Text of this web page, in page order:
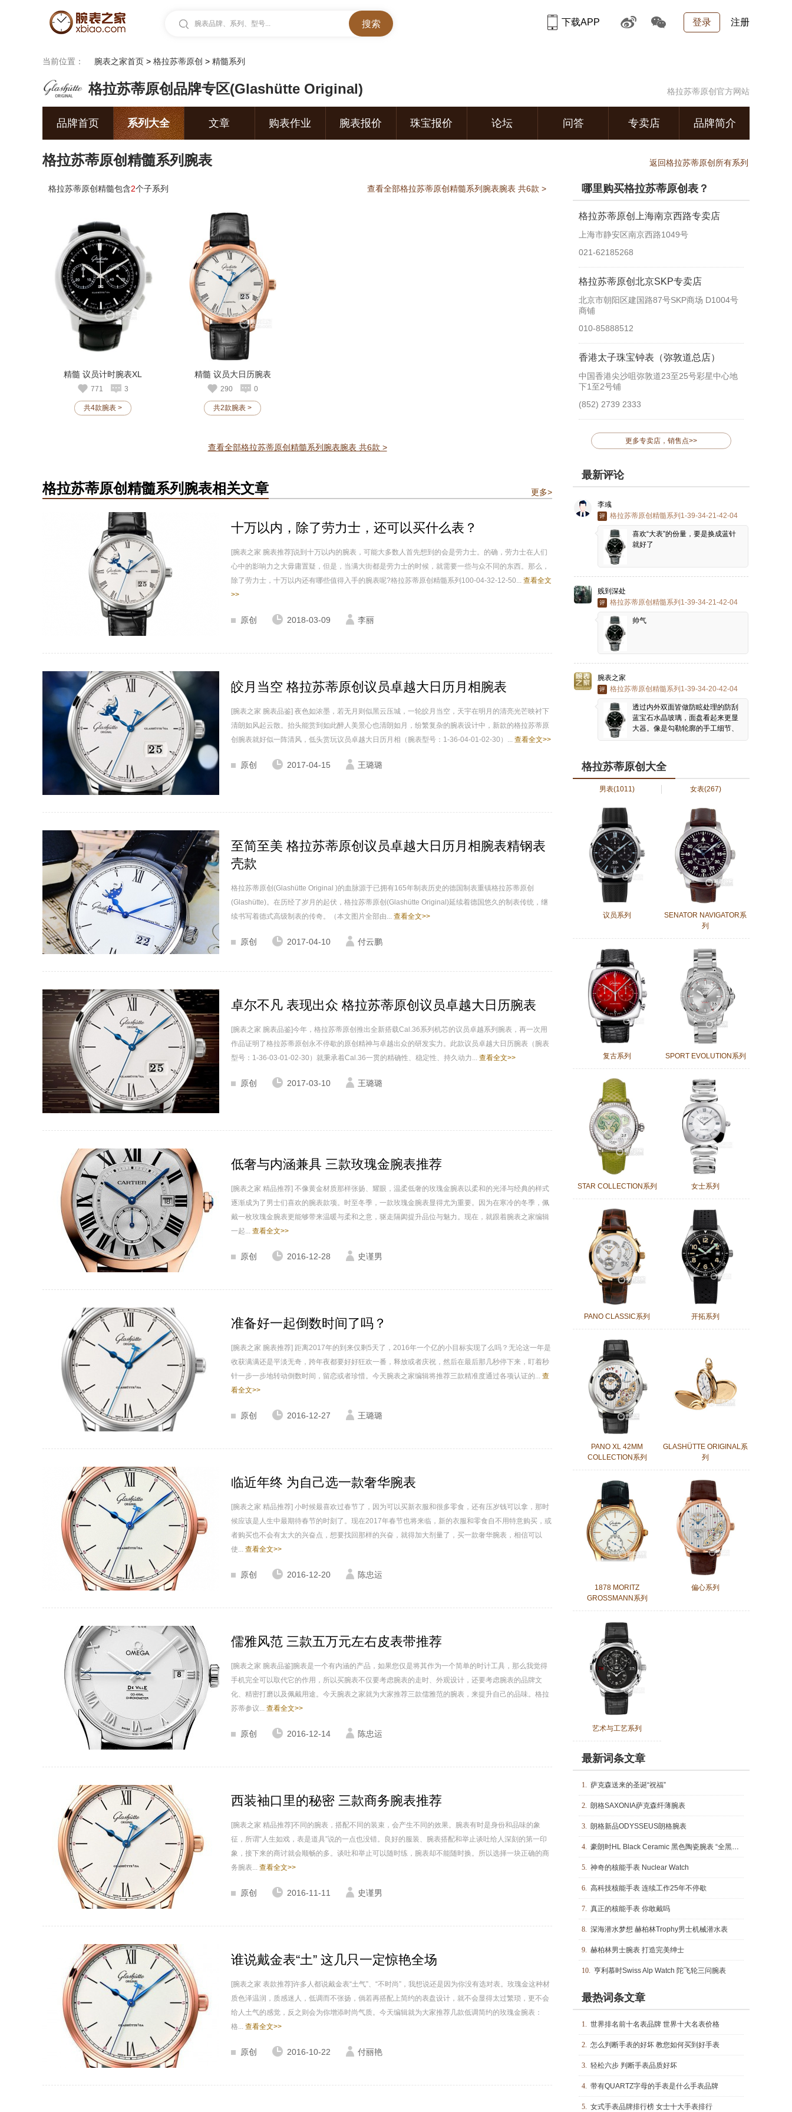
腕表品牌、系列、型号... 登录 注册
下载APP
当前位置： 腕表之家首页 > 格拉苏蒂原创 > 精髓系列
格拉苏蒂原创品牌专区(Glashütte Original) 格拉苏蒂原创官方网站
品牌首页 系列大全 文章 购表作业 腕表报价 珠宝报价 论坛 问答 专卖店 品牌简介
格拉苏蒂原创精髓系列腕表 返回格拉苏蒂原创所有系列
格拉苏蒂原创精髓包含2个子系列 查看全部格拉苏蒂原创精髓系列腕表腕表 共6款 >
精髓 议员计时腕表XL
771 3
共4款腕表 >
精髓 议员大日历腕表
290 0
共2款腕表 >
查看全部格拉苏蒂原创精髓系列腕表腕表 共6款 >
格拉苏蒂原创精髓系列腕表相关文章 更多>
十万以内，除了劳力士，还可以买什么表？
[腕表之家 腕表推荐]说到十万以内的腕表，可能大多数人首先想到的会是劳力士。的确，劳力士在人们
心中的影响力之大毋庸置疑，但是，当满大街都是劳力士的时候，就需要一些与众不同的东西。那么，
除了劳力士，十万以内还有哪些值得入手的腕表呢?格拉苏蒂原创精髓系列100-04-32-12-50... 查看全文
>>
原创 2018-03-09 李丽
皎月当空 格拉苏蒂原创议员卓越大日历月相腕表
[腕表之家 腕表品鉴] 夜色如浓墨，若无月则似黑云压城，一轮皎月当空，天宇在明月的清亮光芒映衬下
清朗如风起云散。抬头能赏到如此醉人美景心也清朗如月，纷繁复杂的腕表设计中，新款的格拉苏蒂原
创腕表就好似一阵清风，低头赏玩议员卓越大日历月相（腕表型号：1-36-04-01-02-30）... 查看全文>>
原创 2017-04-15 王璐璐
至简至美 格拉苏蒂原创议员卓越大日历月相腕表精钢表
壳款
格拉苏蒂原创(Glashütte Original )的血脉源于已拥有165年制表历史的德国制表重镇格拉苏蒂原创
(Glashütte)。在历经了岁月的起伏，格拉苏蒂原创(Glashütte Original)延续着德国悠久的制表传统，继
续书写着德式高级制表的传奇。（本文图片全部由... 查看全文>>
原创 2017-04-10 付云鹏
卓尔不凡 表现出众 格拉苏蒂原创议员卓越大日历腕表
[腕表之家 腕表品鉴]今年，格拉苏蒂原创推出全新搭载Cal.36系列机芯的议员卓越系列腕表，再一次用
作品证明了格拉苏蒂原创永不停歇的原创精神与卓越出众的研发实力。此款议员卓越大日历腕表（腕表
型号：1-36-03-01-02-30）就秉承着Cal.36一贯的精确性、稳定性、持久动力... 查看全文>>
原创 2017-03-10 王璐璐
低奢与内涵兼具 三款玫瑰金腕表推荐
[腕表之家 精品推荐] 不像黄金材质那样张扬、耀眼，温柔低奢的玫瑰金腕表以柔和的光泽与经典的样式
逐渐成为了男士们喜欢的腕表款项。时至冬季，一款玫瑰金腕表显得尤为重要。因为在寒冷的冬季，佩
戴一枚玫瑰金腕表更能够带来温暖与柔和之意，驱走隔阂提升品位与魅力。现在，就跟着腕表之家编辑
一起... 查看全文>>
原创 2016-12-28 史谨男
准备好一起倒数时间了吗？
[腕表之家 腕表推荐] 距离2017年的到来仅剩5天了，2016年一个亿的小目标实现了么吗？无论这一年是
收获满满还是平淡无奇，跨年夜都要好好狂欢一番，释放或者庆祝，然后在最后那几秒停下来，盯着秒
针一步一步地转动倒数时间，留恋或者珍惜。今天腕表之家编辑将推荐三款精准度通过各项认证的... 查
看全文>>
原创 2016-12-27 王璐璐
临近年终 为自己选一款奢华腕表
[腕表之家 精品推荐] 小时候最喜欢过春节了，因为可以买新衣服和很多零食，还有压岁钱可以拿，那时
候应该是人生中最期待春节的时刻了。现在2017年春节也将来临，新的衣服和零食自不用特意购买，或
者购买也不会有太大的兴奋点，想要找回那样的兴奋，就得加大剂量了，买一款奢华腕表，相信可以
使... 查看全文>>
原创 2016-12-20 陈忠运
儒雅风范 三款五万元左右皮表带推荐
[腕表之家 腕表品鉴]腕表是一个有内涵的产品，如果您仅是将其作为一个简单的时计工具，那么我觉得
手机完全可以取代它的作用，所以买腕表不仅要考虑腕表的走时、外观设计，还要考虑腕表的品牌文
化、精密打磨以及佩戴用途。今天腕表之家就为大家推荐三款儒雅范的腕表，来提升自己的品味。格拉
苏蒂参议... 查看全文>>
原创 2016-12-14 陈忠运
西装袖口里的秘密 三款商务腕表推荐
[腕表之家 精品推荐]不同的腕表，搭配不同的装束，会产生不同的效果。腕表有时是身份和品味的象
征，所谓“人生如戏，表是道具”说的一点也没错。良好的服装、腕表搭配和举止谈吐给人深刻的第一印
象，接下来的商讨就会顺畅的多。谈吐和举止可以随时练，腕表却不能随时换。所以选择一块正确的商
务腕表... 查看全文>>
原创 2016-11-11 史谨男
谁说戴金表“土” 这几只一定惊艳全场
[腕表之家 表款推荐]许多人都说戴金表“土气”、“不时尚”，我想说还是因为你没有选对表。玫瑰金这种材
质色泽温润，质感迷人，低调而不张扬，倘若再搭配上简约的表盘设计，就不会显得太过繁琐，更不会
给人土气的感觉，反之则会为你增添时尚气质。今天编辑就为大家推荐几款低调简约的玫瑰金腕表：
格... 查看全文>>
原创 2016-10-22 付丽艳
哪里购买格拉苏蒂原创表？
格拉苏蒂原创上海南京西路专卖店
上海市静安区南京西路1049号
021-62185268
格拉苏蒂原创北京SKP专卖店
北京市朝阳区建国路87号SKP商场 D1004号
商铺
010-85888512
香港太子珠宝钟表（弥敦道总店）
中国香港尖沙咀弥敦道23至25号彩星中心地
下1至2号铺
(852) 2739 2333
更多专卖店，销售点>>
最新评论
李彧
评 格拉苏蒂原创精髓系列1-39-34-21-42-04
喜欢“大表”的份量，要是换成蓝针
就好了
贱到深处
评 格拉苏蒂原创精髓系列1-39-34-21-42-04
帅气
腕表之家
评 格拉苏蒂原创精髓系列1-39-34-20-42-04
透过内外双面皆做防眩处理的防刮
蓝宝石水晶玻璃，面盘看起来更显
大器。像是勾勒轮廓的手工细节、
简洁、抛亮、夜光处理的矛形指
一圈测速仪，使用者可以用侧边的
按钮轻易操作计时的启动和停止。
为了手表配搭舒适，表耳精心打
造，鳄鱼皮表带服帖地绕在手腕。
格拉苏蒂原创大全
男表(1011) 女表(267)
议员系列
SENATOR NAVIGATOR系
列
复古系列 SPORT EVOLUTION系列
STAR COLLECTION系列 女士系列
PANO CLASSIC系列 开拓系列
PANO XL 42MM
COLLECTION系列
GLASHÜTTE ORIGINAL系
列
1878 MORITZ
GROSSMANN系列
偏心系列
艺术与工艺系列
最新词条文章
1. 萨克森送来的圣诞“祝福”
2. 朗格SAXONIA萨克森纤薄腕表
3. 朗格新品ODYSSEUS朗格腕表
4. 豪朗时HL Black Ceramic 黑色陶瓷腕表 “全黑”色泽阐述时间结构
5. 神奇的核能手表 Nuclear Watch
6. 高科技核能手表 连续工作25年不停歇
7. 真正的核能手表 你敢戴吗
8. 深海潜水梦想 赫柏林Trophy男士机械潜水表
9. 赫柏林男士腕表 打造完美绅士
10. 亨利慕时Swiss Alp Watch 陀飞轮三问腕表
最热词条文章
1. 世界排名前十名表品牌 世界十大名表价格
2. 怎么判断手表的好坏 教您如何买到好手表
3. 轻松六步 判断手表品质好坏
4. 带有QUARTZ字母的手表是什么手表品牌
5. 女式手表品牌排行榜 女士十大手表排行